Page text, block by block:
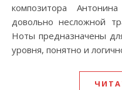
композитора
довольно несложной
Ноты предназначены
уровня, понятно и